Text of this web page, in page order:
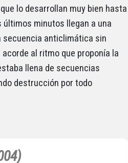
lo desarrollan muy bien hasta
últimos minutos llegan a una
secuencia anticlimática sin
al ritmo que proponía la
llena de secuencias
destrucción por todo